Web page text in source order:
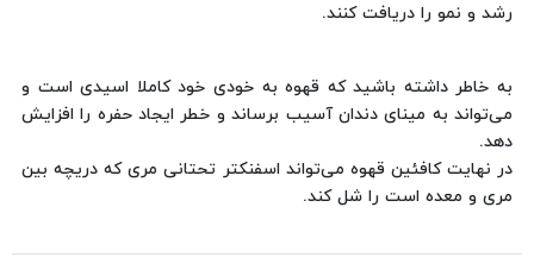
رشد و نمو را دریافت کنند.
به خاطر داشته باشید که قهوه به خودی خود کاملا اسیدی است و
می‌تواند به مینای دندان آسیب برساند و خطر ایجاد حفره را افزایش
دهد.
در نهایت کافئین قهوه می‌تواند اسفنکتر تحتانی مری که دریچه بین
مری و معده است را شل کند.